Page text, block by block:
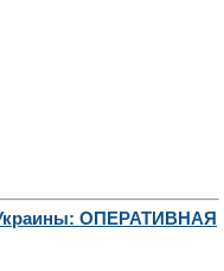
ОПЕРАТИВНАЯ